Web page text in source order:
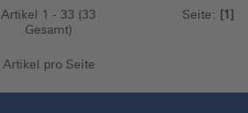
Artikel 1 - 33 (33
Gesamt)
Artikel pro Seite
Seite: [1]